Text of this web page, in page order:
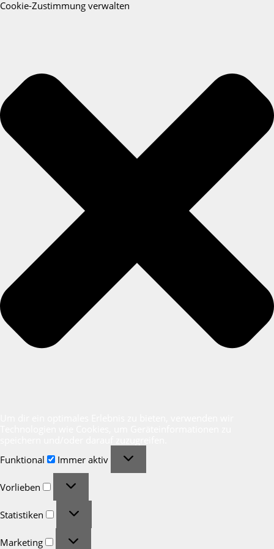
Cookie-Zustimmung verwalten
Funktional
Immer aktiv
Vorlieben
Statistiken
Marketing